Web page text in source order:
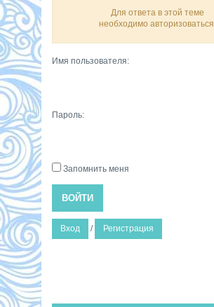
Для ответа в этой теме
необходимо авторизоваться.
Имя пользователя:
Пароль:
Запомнить меня
ВОЙТИ
Вход / Регистрация